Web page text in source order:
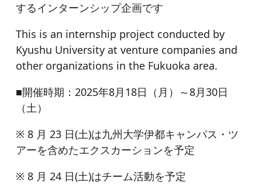
するインターンシップ企画です
This is an internship project conducted by
Kyushu University at venture companies and
other organizations in the Fukuoka area.
■開催時期：2025年8月18日（月）～8月30日
（土）
※ 8 月 23 日(土)は九州大学伊都キャンパス・ツ
アーを含めたエクスカーションを予定
※ 8 月 24 日(土)はチーム活動を予定